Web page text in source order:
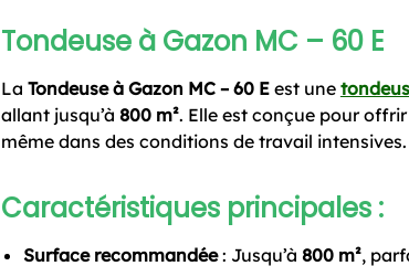
Tondeuse à Gazon MC – 60 E
La Tondeuse à Gazon MC – 60 Eest une
allant jusqu’à 800 m². Elle est conçue pour
même dans des conditions de travail intensives.
Caractéristiques principales :
Surface recommandée: Jusqu’à 800 m²,